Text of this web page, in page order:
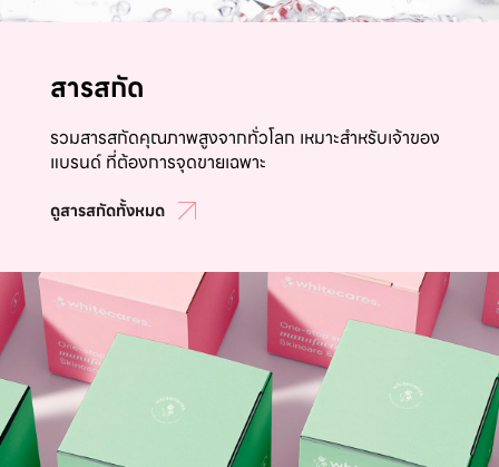
สารสกัด
รวมสารสกัดคุณภาพสูงจากทั่วโลก เหมาะสำหรับเจ้าของ
แบรนด์ ที่ต้องการจุดขายเฉพาะ
ดูสารสกัดทั้งหมด